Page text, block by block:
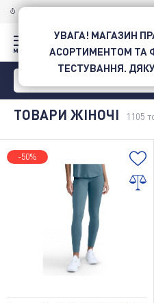
ДОСТАВКА ПО УКРАЇНІ
ТОВАРИ ЖІНОЧІ 1105
-50%
УВАГА! МАГАЗИН
АСОРТИМЕНТОМ ТА
ТЕСТУВАННЯ.